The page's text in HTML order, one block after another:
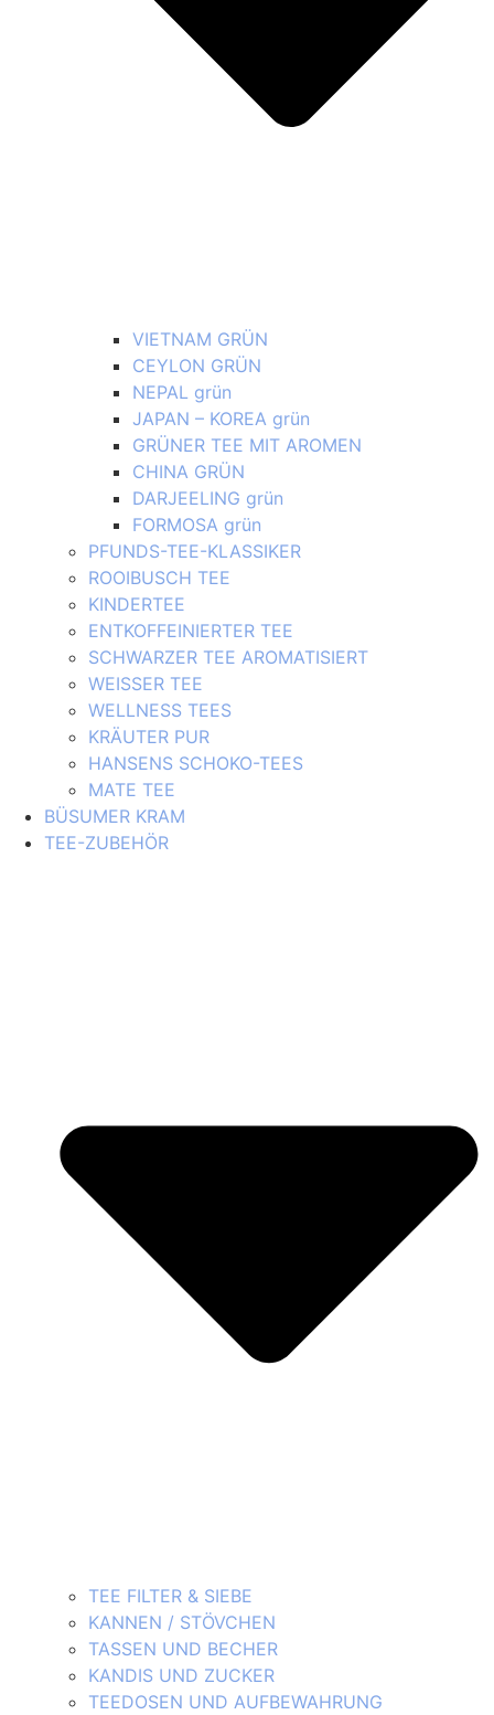
VIETNAM GRÜN
CEYLON GRÜN
NEPAL grün
JAPAN – KOREA grün
GRÜNER TEE MIT AROMEN
CHINA GRÜN
DARJEELING grün
FORMOSA grün
PFUNDS-TEE-KLASSIKER
ROOIBUSCH TEE
KINDERTEE
ENTKOFFEINIERTER TEE
SCHWARZER TEE AROMATISIERT
WEISSER TEE
WELLNESS TEES
KRÄUTER PUR
HANSENS SCHOKO-TEES
MATE TEE
BÜSUMER KRAM
TEE-ZUBEHÖR
TEE FILTER & SIEBE
KANNEN / STÖVCHEN
TASSEN UND BECHER
KANDIS UND ZUCKER
TEEDOSEN UND AUFBEWAHRUNG